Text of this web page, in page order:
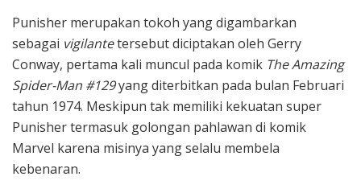
Punisher merupakan tokoh yang digambarkan
sebagai vigilantetersebut diciptakan oleh Gerry
Conway, pertama kali muncul pada komik The Amazing
Spider-Man #129yang diterbitkan pada bulan Februari
tahun 1974. Meskipun tak memiliki kekuatan super
Punisher termasuk golongan pahlawan di komik
Marvel karena misinya yang selalu membela
kebenaran.